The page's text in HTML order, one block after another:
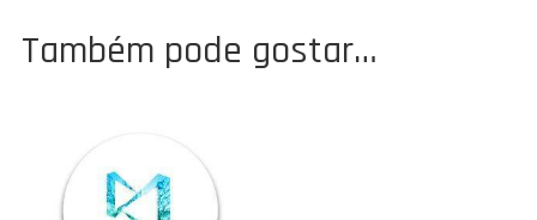
Também pode gostar…